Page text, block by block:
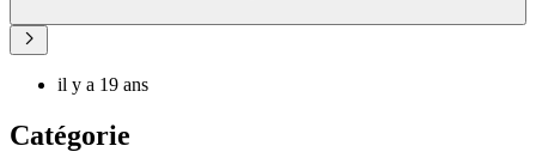
il y a 19 ans
Catégorie